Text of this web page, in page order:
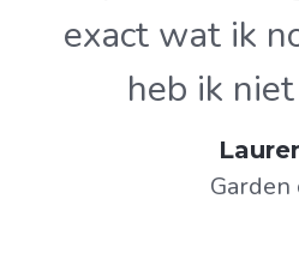
exact wat ik
heb ik